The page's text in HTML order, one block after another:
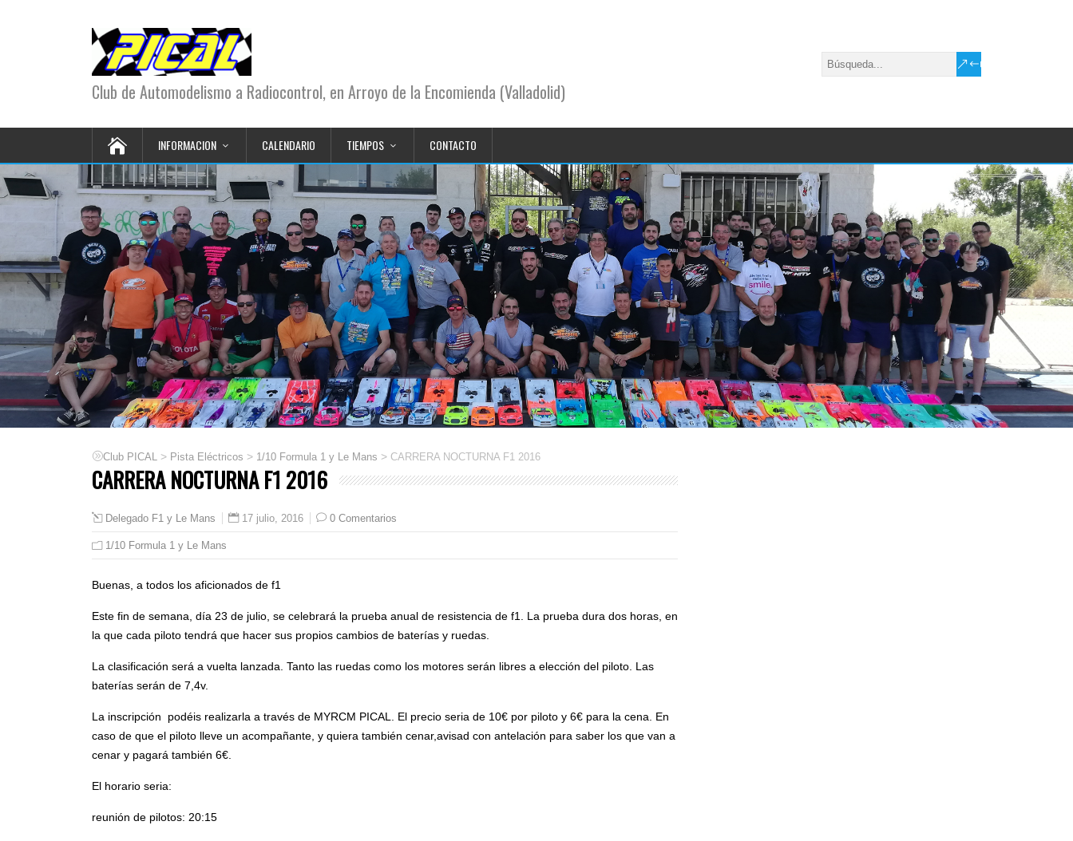
Club de Automodelismo a Radiocontrol, en Arroyo de la Encomienda (Valladolid)
INFORMACION CALENDARIO TIEMPOS CONTACTO
Club PICAL > Pista Eléctricos > 1/10 Formula 1 y Le Mans > CARRERA NOCTURNA F1 2016
CARRERA NOCTURNA F1 2016
Delegado F1 y Le Mans 17 julio, 2016 0 Comentarios
1/10 Formula 1 y Le Mans
Buenas, a todos los aficionados de f1
Este fin de semana, día 23 de julio, se celebrará la prueba anual de resistencia de f1. La prueba dura dos horas, en
la que cada piloto tendrá que hacer sus propios cambios de baterías y ruedas.
La clasificación será a vuelta lanzada. Tanto las ruedas como los motores serán libres a elección del piloto. Las
baterías serán de 7,4v.
La inscripción podéis realizarla a través de MYRCM PICAL. El precio seria de 10€ por piloto y 6€ para la cena. En
caso de que el piloto lleve un acompañante, y quiera también cenar,avisad con antelación para saber los que van a
cenar y pagará también 6€.
El horario seria:
reunión de pilotos: 20:15